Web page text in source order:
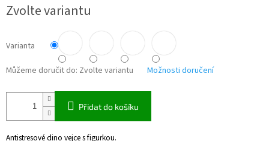
cena:
Zvolte variantu
Varianta
Můžeme doručit do: Zvolte variantu Možnosti doručení
Přidat do košíku
Antistresové dino vejce s figurkou.